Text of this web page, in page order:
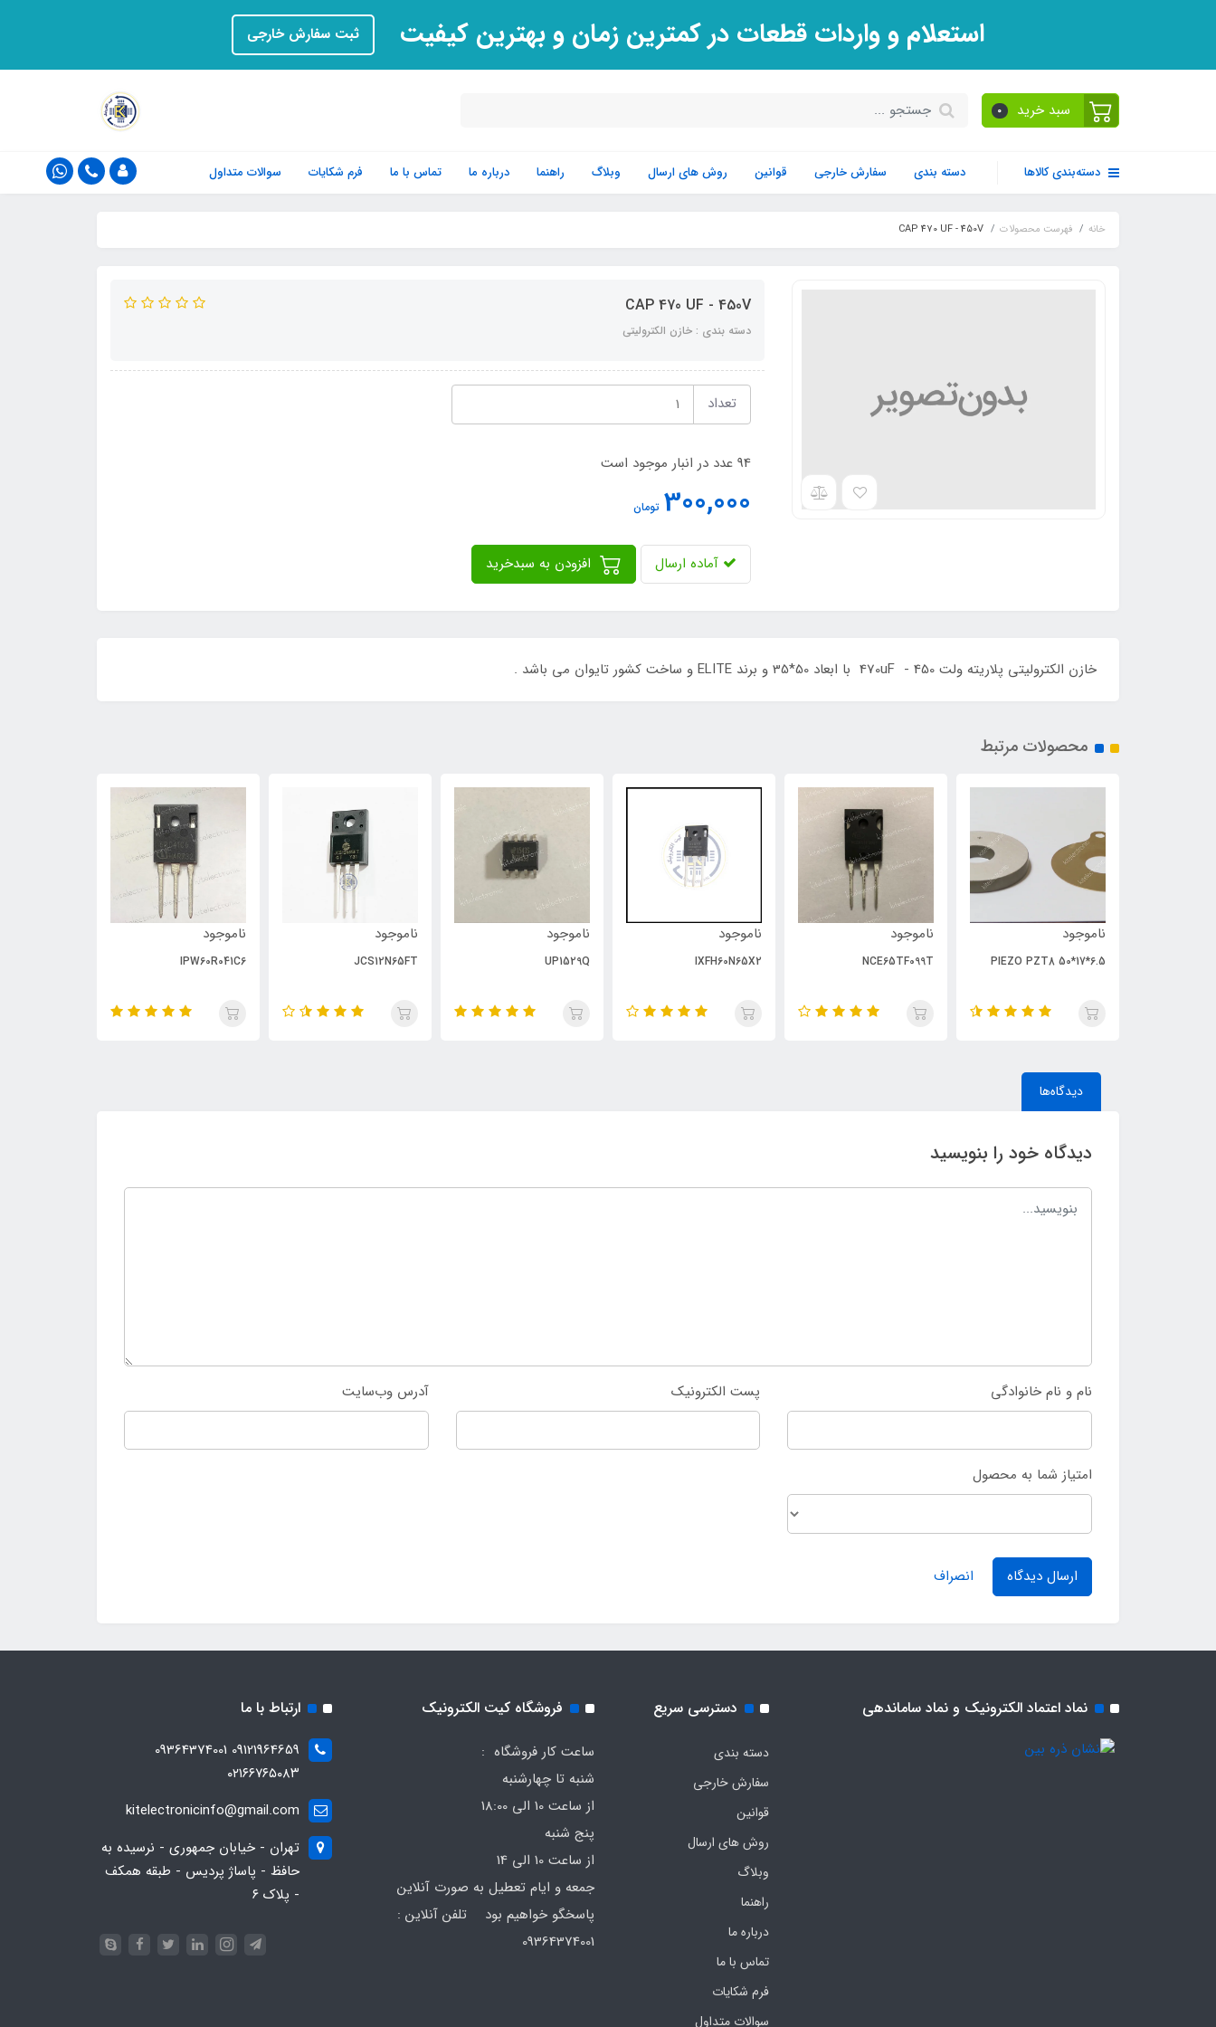
استعلام و واردات قطعات در کمترین زمان و بهترین کیفیت ثبت سفارش خارجی
سبد خرید 0
دسته‌بندی کالاها دسته بندی سفارش خارجی قوانین روش های ارسال وبلاگ راهنما درباره ما تماس با ما فرم‌ شکایات سوالات متداول
خانه فهرست محصولات CAP 470 UF - 450V
CAP 470 UF - 450V
دسته بندی : خازن الکترولیتی
تعداد
94 عدد در انبار موجود است
300,000 تومان
آماده ارسال
خازن الکترولیتی پلاریته ولت 470uF - 450 با ابعاد 50*35 و برند ELITE و ساخت کشور تایوان می باشد .
محصولات مرتبط
ناموجود
PIEZO PZT8 50*17*6.5
ناموجود
NCE65TF099T
ناموجود
IXFH60N65X2
ناموجود
UP1529Q
ناموجود
JCS12N65FT
ناموجود
IPW60R041C6
دیدگاه‌ها
دیدگاه خود را بنویسید
نام و نام خانوادگی پست الکترونیک آدرس وب‌سایت
امتیاز شما به محصول
ارسال دیدگاه انصراف
نماد اعتماد الکترونیک و نماد ساماندهی دسترسی سریع
دسته بندی
سفارش خارجی
قوانین
روش های ارسال
وبلاگ
راهنما
درباره ما
تماس با ما
فرم‌ شکایات
سوالات متداول
فروشگاه کیت الکترونیک
ساعت کار فروشگاه :
شنبه تا چهارشنبه
از ساعت 10 الی 18:00
پنج شنبه
از ساعت 10 الی 14
جمعه و ایام تعطیل به صورت آنلاین
پاسخگو خواهیم بود تلفن آنلاین :
ارتباط با ما
09121964659 09364374001
۰۲۱۶۶۷۶۵۰۸۳
kitelectronicinfo@gmail.com
تهران - خیابان جمهوری - نرسیده به
حافظ - پاساژ پردیس - طبقه همکف
- پلاک ۶